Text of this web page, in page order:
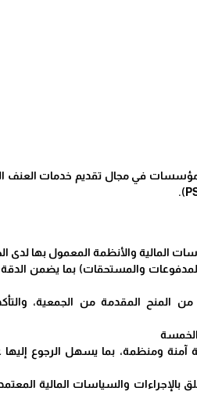
في مجال تقديم خدمات العنف
المالية والأنظمة المعمول بها لدى
المدفوعات والمستحقات) بما يضمن
من المنح المقدمة من الجمعية،
الخمسة
ومنظمة، بما يسهل الرجوع إليها
والسياسات المالية